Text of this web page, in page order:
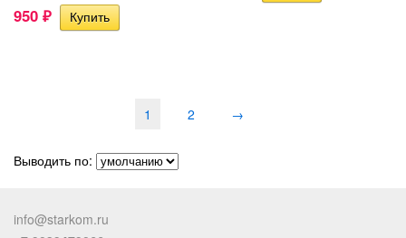
950 ₽
1 2 →
Выводить по:
info@starkom.ru